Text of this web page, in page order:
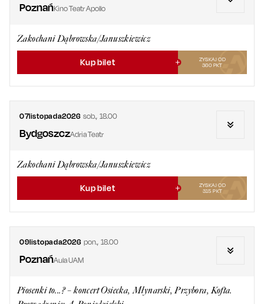
PoznańKino Teatr Apollo
Zakochani Dąbrowska/Januszkiewicz
Kup bilet
ZYSKAJ OD
360 PKT
07listopada2026 sob.,18.00
BydgoszczAdria Teatr
Zakochani Dąbrowska/Januszkiewicz
Kup bilet
ZYSKAJ OD
315 PKT
09listopada2026 pon.,18.00
PoznańAula UAM
Piosenki to...? – koncert Osiecka, Młynarski, Przybora, Kofta.